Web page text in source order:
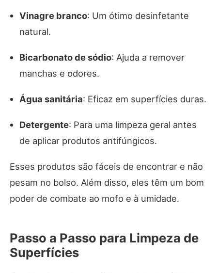
Vinagre branco: Um ótimo desinfetante
natural.
Bicarbonato de sódio: Ajuda a remover
manchas e odores.
Água sanitária: Eficaz em superfícies duras.
Detergente: Para uma limpeza geral antes
de aplicar produtos antifúngicos.
Esses produtos são fáceis de encontrar e não
pesam no bolso. Além disso, eles têm um bom
poder de combate ao mofo e à umidade.
Passo a Passo para Limpeza de
Superfícies